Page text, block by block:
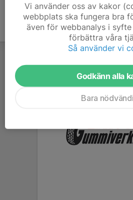
Vi använder oss av kakor
webbplats ska fungera bra
även för webbanalys i
förbättra våra
Så använder vi
Godkänn alla
Bara